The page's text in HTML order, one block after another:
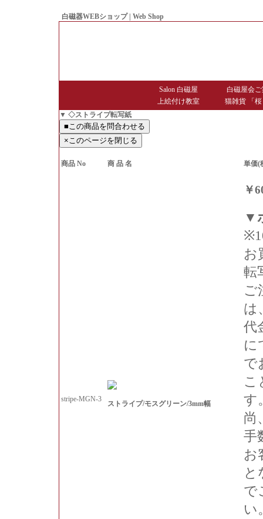
白磁器WEBショップ | Web Shop
Salon 白磁屋
白磁屋会
上絵付け教室
猫雑貨 「
▼ ◇ストライプ転写紙
商品 No 商 品 名 単価(
stripe-MGN-3
ストライプ/モスグリーン/3mm幅
￥
▼
お
転
ご
は
代
に
で
こ
す
尚
手
お
と
で
い